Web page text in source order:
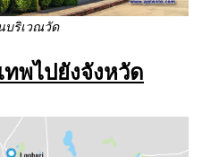
บริเวณวัด
ทพไปยังจังหวัด